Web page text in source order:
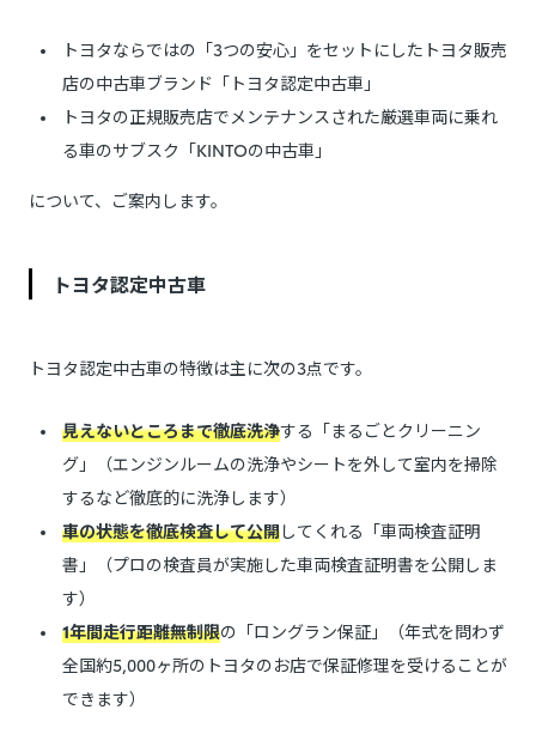
トヨタならではの「3つの安心」をセットにしたトヨタ販売
店の中古車ブランド「トヨタ認定中古車」
トヨタの正規販売店でメンテナンスされた厳選車両に乗れ
る車のサブスク「KINTOの中古車」
について、ご案内します。
トヨタ認定中古車
トヨタ認定中古車の特徴は主に次の3点です。
見えないところまで徹底洗浄する「まるごとクリーニン
グ」（エンジンルームの洗浄やシートを外して室内を掃除
するなど徹底的に洗浄します）
車の状態を徹底検査して公開してくれる「車両検査証明
書」（プロの検査員が実施した車両検査証明書を公開しま
す）
1年間走行距離無制限の「ロングラン保証」（年式を問わず
全国約5,000ヶ所のトヨタのお店で保証修理を受けることが
できます）